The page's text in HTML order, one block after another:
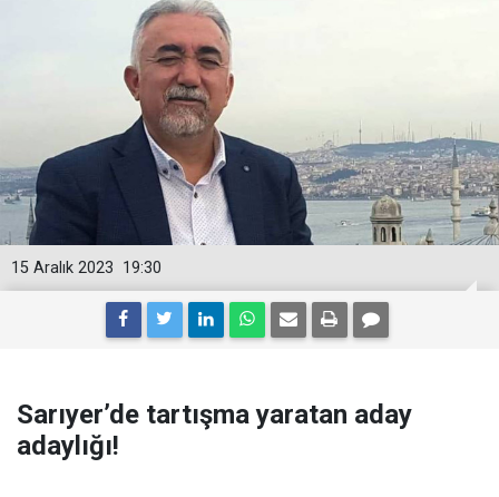
19:30
15 Aralık 2023
Sarıyer’de tartışma yaratan aday
adaylığı!